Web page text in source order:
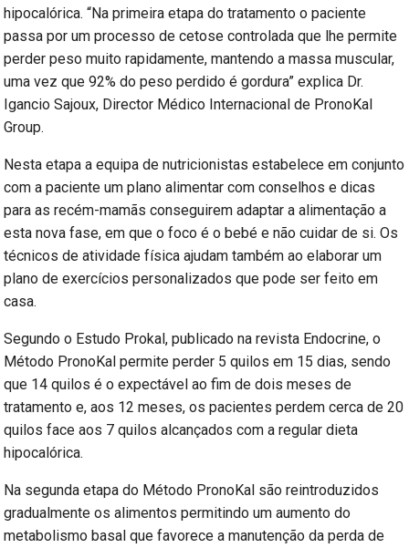
hipocalórica. “Na primeira etapa do tratamento o paciente
passa por um processo de cetose controlada que lhe permite
perder peso muito rapidamente, mantendo a massa muscular,
uma vez que 92% do peso perdido é gordura” explica Dr.
Igancio Sajoux, Director Médico Internacional de PronoKal
Group.
Nesta etapa a equipa de nutricionistas estabelece em conjunto
com a paciente um plano alimentar com conselhos e dicas
para as recém-mamãs conseguirem adaptar a alimentação a
esta nova fase, em que o foco é o bebé e não cuidar de si. Os
técnicos de atividade física ajudam também ao elaborar um
plano de exercícios personalizados que pode ser feito em
casa.
Segundo o Estudo Prokal, publicado na revista Endocrine, o
Método PronoKal permite perder 5 quilos em 15 dias, sendo
que 14 quilos é o expectável ao fim de dois meses de
tratamento e, aos 12 meses, os pacientes perdem cerca de 20
quilos face aos 7 quilos alcançados com a regular dieta
hipocalórica.
Na segunda etapa do Método PronoKal são reintroduzidos
gradualmente os alimentos permitindo um aumento do
metabolismo basal que favorece a manutenção da perda de